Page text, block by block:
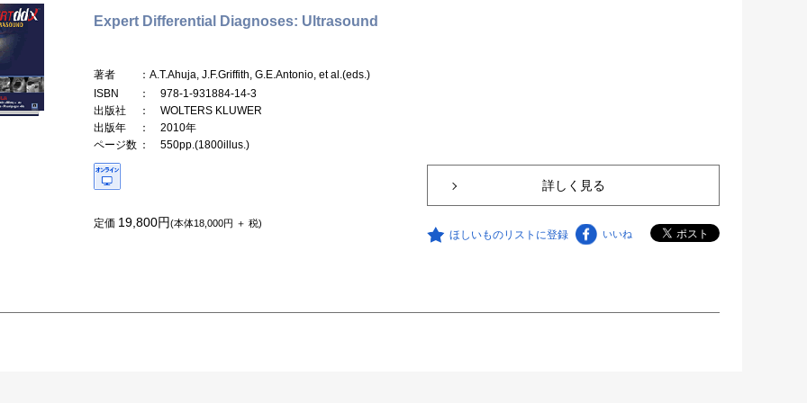
Expert Differential Diagnoses: Ultrasound
著者
：A.T.Ahuja, J.F.Griffith, G.E.Antonio, et al.(eds.)
ISBN
： 978-1-931884-14-3
出版社
： WOLTERS KLUWER
出版年
： 2010年
ページ数 ： 550pp.(1800illus.)
定価 19,800円(本体18,000円 ＋ 税)
詳しく見る
ほしいものリストに登録 いいね